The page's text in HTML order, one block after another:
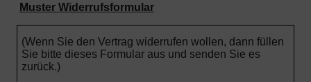
Muster Widerrufsformular
(Wenn Sie den Vertrag widerrufen wollen, dann füllen
Sie bitte dieses Formular aus und senden Sie es
zurück.)